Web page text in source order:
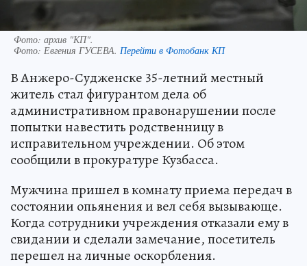
Фото: архив "КП".
Фото: Евгения ГУСЕВА. Перейти в Фотобанк КП
В Анжеро-Судженске 35-летний местный
житель стал фигурантом дела об
административном правонарушении после
попытки навестить родственницу в
исправительном учреждении. Об этом
сообщили в прокуратуре Кузбасса.
Мужчина пришел в комнату приема передач в
состоянии опьянения и вел себя вызывающе.
Когда сотрудники учреждения отказали ему в
свидании и сделали замечание, посетитель
перешел на личные оскорбления.